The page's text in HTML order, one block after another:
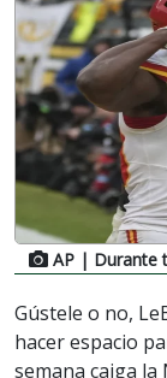
AP | Durante
Gústele o no,
hacer espacio
semana caiga la